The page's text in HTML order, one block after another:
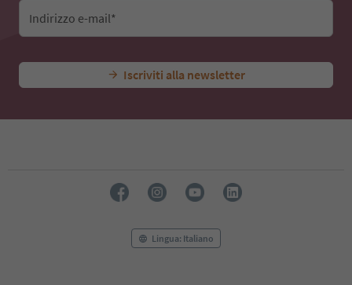
Indirizzo e-mail*
Iscriviti alla newsletter
Lingua: Italiano